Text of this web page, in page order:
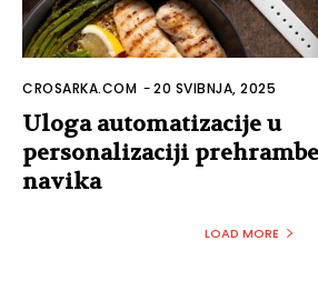
CROSARKA.COM -20 SVIBNJA, 2025
Uloga automatizacije u
personalizaciji
navika
LOAD MORE